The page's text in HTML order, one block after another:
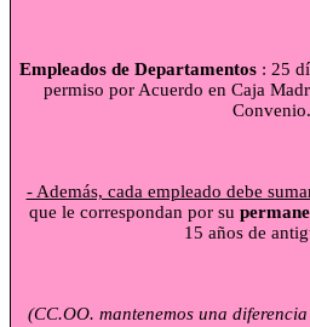
Empleados de Departamentos: 25
permiso por Acuerdo en Caja
Convenio.
- Además, cada empleado debe
que le correspondan por su
15 años de
(CC.OO. mantenemos una